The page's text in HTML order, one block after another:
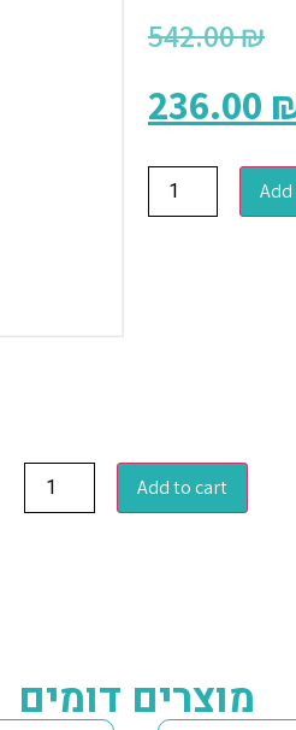
542.00₪
236.00
Add to cart
מוצרים דומים